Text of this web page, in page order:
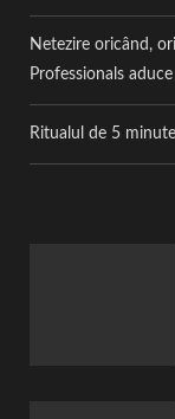
Netezire oricând,
Professionals
Ritualul de 5